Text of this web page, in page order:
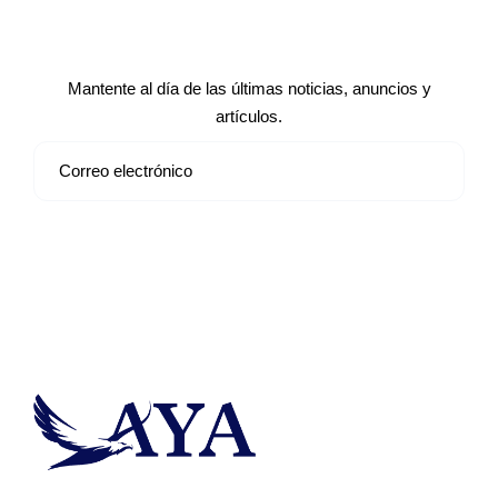
Mantente al día de las últimas noticias, anuncios y
artículos.